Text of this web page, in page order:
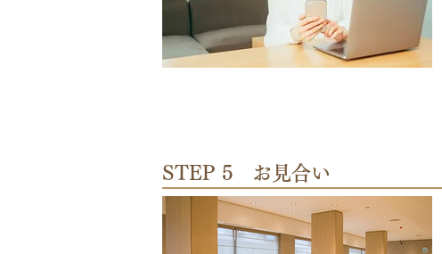
STEP 5 お見合い